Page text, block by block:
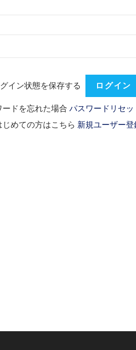
イン状態を保存する
ードを忘れた場合 パスワードリセッ
じめての方はこちら 新規ユーザー登